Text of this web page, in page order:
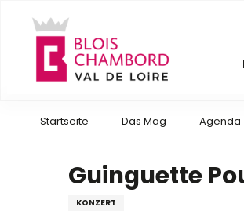
contenu
principal
Startseite Das Mag Agenda
Guinguette
KONZERT